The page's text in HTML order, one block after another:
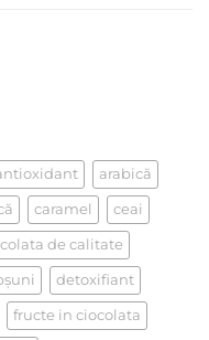
arabică
caramel ceai
de calitate
detoxifiant
fructe in ciocolata